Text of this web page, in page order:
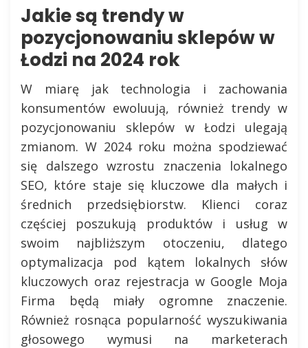
Jakie są trendy w
pozycjonowaniu sklepów w
Łodzi na 2024 rok
W miarę jak technologia i zachowania
konsumentów ewoluują, również trendy w
pozycjonowaniu sklepów w Łodzi ulegają
zmianom. W 2024 roku można spodziewać
się dalszego wzrostu znaczenia lokalnego
SEO, które staje się kluczowe dla małych i
średnich przedsiębiorstw. Klienci coraz
częściej poszukują produktów i usług w
swoim najbliższym otoczeniu, dlatego
optymalizacja pod kątem lokalnych słów
kluczowych oraz rejestracja w Google Moja
Firma będą miały ogromne znaczenie.
Również rosnąca popularność wyszukiwania
głosowego wymusi na marketerach